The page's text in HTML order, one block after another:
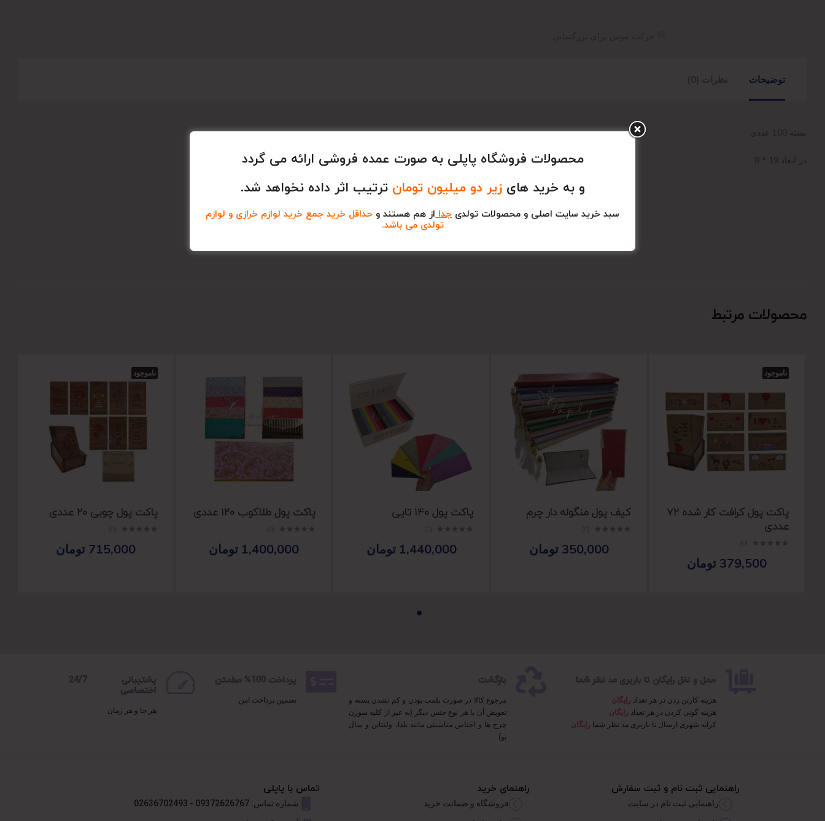
توضیحات
بسته 100 عددی
در ابعاد 19 * 8
محصولات مرتبط
ناموجود
پاکت پول کرافت کار شده 72
عددی
379,500 تومان
کیف پول منگوله دار چرم
350,000 تومان
پاکت پول 140 تایی
1,440,000 تومان
پاکت پول طلاکوب 120 عددی
1,400,000 تومان
ناموجود
پاکت پول چوبی 20 عددی
715,000 تومان
حمل و نقل رایگان تا باربری مد نظر شما
هزینه کارتن زدن در هر تعداد رایگان
هزینه گونی کردن در هر تعداد رایگان
کرایه شهری ارسال تا باربری مد نظر شما رایگان
بازگشت
مرجوع کالا در صورت پلمپ بودن و کم نشدن بسته و
تعویض آن با هر نوع جنس دیگر (به غیر از کلیه سوزن
چرخ ها و اجناس مناسبتی مانند یلدا، ولنتاین و سال
نو)
پرداخت 100% مطمئن
تضمین پرداخت امن
پشتیبانی 24/7
اختصاصی
هر جا و هر زمان
راهنمایی ثبت نام و ثبت سفارش
راهنمایی ثبت نام در سایت
راهنمای خرید
فروشگاه و ضمانت خرید
تماس با پاپلی
شماره تماس: 09372626767 - 02636702493
محصولات فروشگاه پاپلی به صورت عمده فروشی ارائه می گردد
و به خرید هایزیر دو میلیون تومان ترتیب اثر داده نخواهد شد.
سبد خرید سایت اصلی و محصولات تولدی جدا از هم هستند و حداقل خرید جمع خرید لوازم خرازی و لوازم
تولدی می باشد.